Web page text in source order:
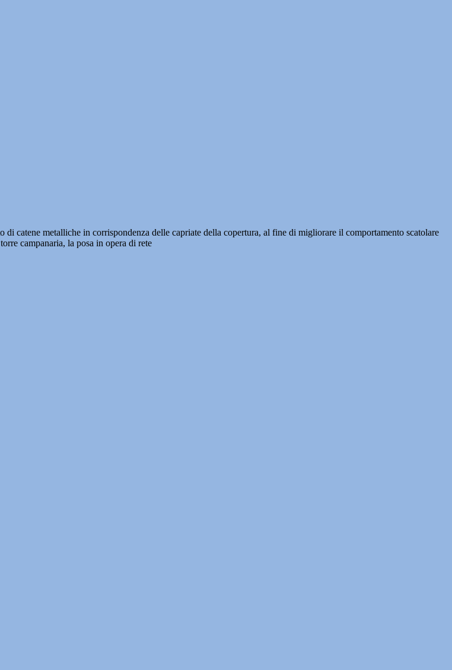
di catene metalliche in corrispondenza delle capriate della copertura, al fine di migliorare il comportamento scatolare
campanaria, la posa in opera di rete